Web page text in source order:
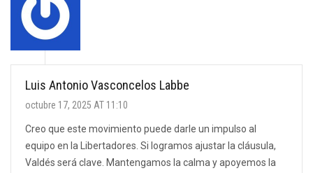
Luis Antonio Vasconcelos Labbe
octubre 17, 2025 AT 11:10
Creo que este movimiento puede darle un impulso al
equipo en la Libertadores. Si logramos ajustar la cláusula,
Valdés será clave. Mantengamos la calma y apoyemos la